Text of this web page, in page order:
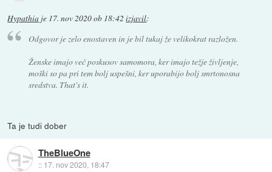
Hypathia je 17. nov 2020 ob 18:42 izjavil:
Odgovor je zelo enostaven in je bil tukaj že velikokrat razložen.
Ženske imajo več poskusov samomora, ker imajo težje življenje,
moški so pa pri tem bolj uspešni, ker uporabijo bolj smrtonosna
sredstva. That's it.
Ta je tudi dober
TheBlueOne
:: 17. nov 2020, 18:47